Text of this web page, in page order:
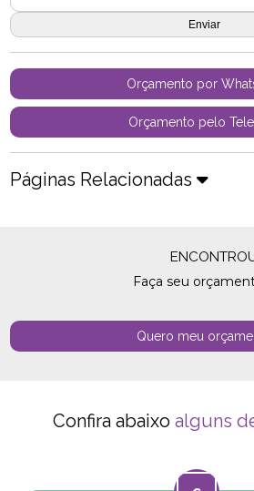
Orçamento por
Orçamento pelo
Páginas Relacionadas
Faça seu
Quero meu
Confira abaixo alguns